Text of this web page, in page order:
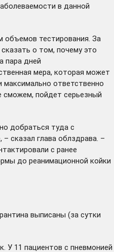
в данной
объемов тестирования. За
о том, почему это
пара дней
мера, которая может
ответственно
сможем, пойдет серьезный
добраться туда с
сказал глава облздрава. –
с ранее
до реанимационной койки
выписаны (за сутки
У 11 пациентов с пневмонией